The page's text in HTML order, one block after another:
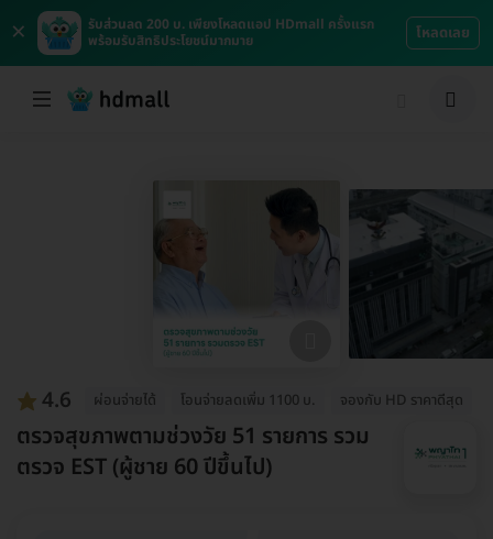
×
รับส่วนลด 200 บ. เพียงโหลดแอป HDmall ครั้งแรก
พร้อมรับสิทธิประโยชน์มากมาย
โหลดเลย
4.6 ผ่อนจ่ายได้ โอนจ่ายลดเพิ่ม 1100 บ. จองกับ HD ราคาดีสุด
ตรวจสุขภาพตามช่วงวัย 51 รายการ รวม
ตรวจ EST (ผู้ชาย 60 ปีขึ้นไป)